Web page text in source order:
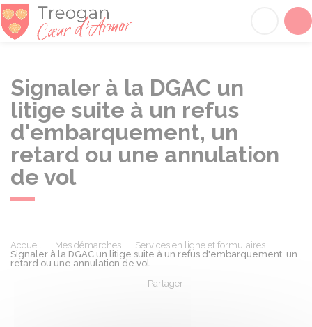
Signaler à la DGAC un
litige suite à un refus
d'embarquement, un
retard ou une annulation
de vol
Accueil Mes démarches
Services en ligne et formulaires
Signaler à la DGAC un litige suite à un refus d'embarquement, un
retard ou une annulation de vol
Partager